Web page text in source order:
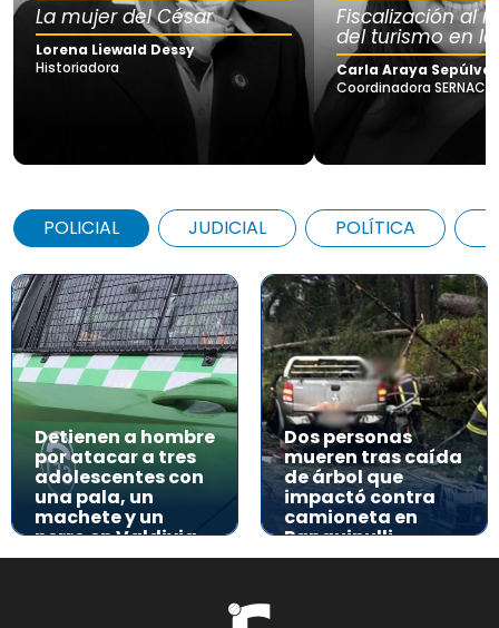
La mujer del César
Lorena Liewald Dessy
Historiadora
Fiscalización al
del turismo en
Carla Araya
Coordinadora SERNAC
POLICIAL JUDICIAL POLÍTICA
Detienen a hombre
por atacar a tres
adolescentes con
una pala, un
machete y un
perro en Valdivia
Dos personas
mueren tras caída
de árbol que
impactó contra
camioneta en
Panguipulli